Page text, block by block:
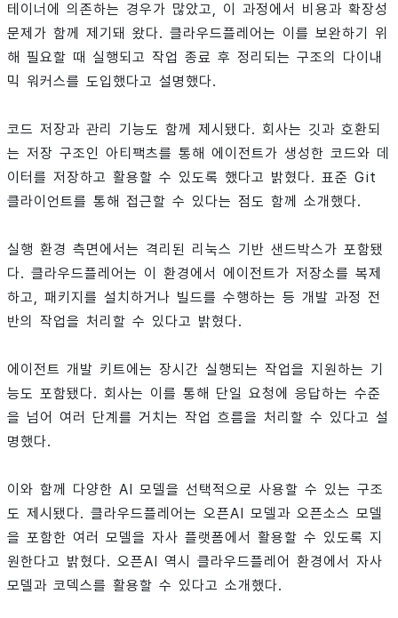
테이너에 의존하는 경우가 많았고, 이 과정에서 비용과 확장성
문제가 함께 제기돼 왔다. 클라우드플레어는 이를 보완하기 위
해 필요할 때 실행되고 작업 종료 후 정리되는 구조의 다이내
믹 워커스를 도입했다고 설명했다.
코드 저장과 관리 기능도 함께 제시됐다. 회사는 깃과 호환되
는 저장 구조인 아티팩츠를 통해 에이전트가 생성한 코드와 데
이터를 저장하고 활용할 수 있도록 했다고 밝혔다. 표준 Git
클라이언트를 통해 접근할 수 있다는 점도 함께 소개했다.
실행 환경 측면에서는 격리된 리눅스 기반 샌드박스가 포함됐
다. 클라우드플레어는 이 환경에서 에이전트가 저장소를 복제
하고, 패키지를 설치하거나 빌드를 수행하는 등 개발 과정 전
반의 작업을 처리할 수 있다고 밝혔다.
에이전트 개발 키트에는 장시간 실행되는 작업을 지원하는 기
능도 포함됐다. 회사는 이를 통해 단일 요청에 응답하는 수준
을 넘어 여러 단계를 거치는 작업 흐름을 처리할 수 있다고 설
명했다.
이와 함께 다양한 AI 모델을 선택적으로 사용할 수 있는 구조
도 제시됐다. 클라우드플레어는 오픈AI 모델과 오픈소스 모델
을 포함한 여러 모델을 자사 플랫폼에서 활용할 수 있도록 지
원한다고 밝혔다. 오픈AI 역시 클라우드플레어 환경에서 자사
모델과 코덱스를 활용할 수 있다고 소개했다.